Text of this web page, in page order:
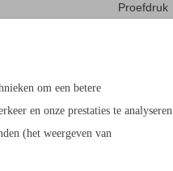
om een betere
en onze prestaties te analyseren
(het weergeven van
Proefdruk
Enveloppen